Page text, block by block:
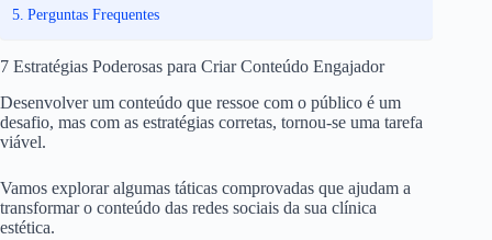
Perguntas Frequentes
7 Estratégias Poderosas para Criar Conteúdo Engajador
Desenvolver um conteúdo que ressoe com o público é um
desafio, mas com as estratégias corretas, tornou-se uma tarefa
viável.
Vamos explorar algumas táticas comprovadas que ajudam a
transformar o conteúdo das redes sociais da sua clínica
estética.